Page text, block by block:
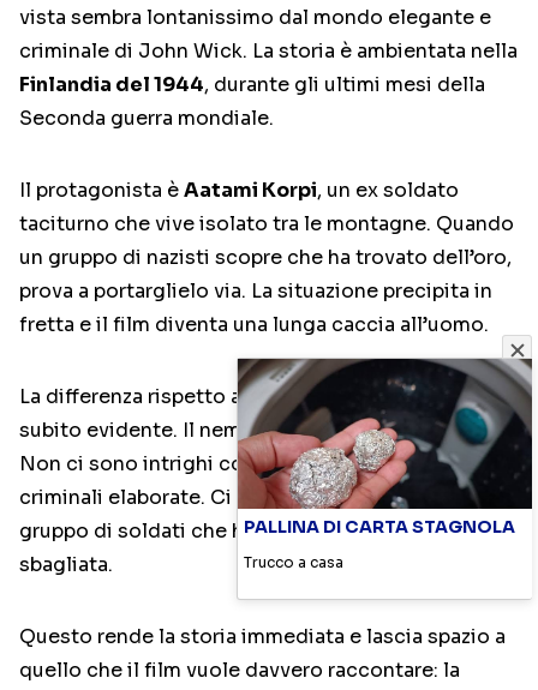
vista sembra lontanissimo dal mondo elegante e
criminale di John Wick. La storia è ambientata nella
Finlandia del 1944, durante gli ultimi mesi della
Seconda guerra mondiale.
Il protagonista èAatami Korpi, un ex soldato
taciturno che vive isolato tra le montagne. Quando
un gruppo di nazisti scopre che ha trovato dell’oro,
prova a portarglielo via. La situazione precipita in
fretta e il film diventa una lunga caccia all’uomo.
La differenza rispetto a molti action moderni è
subito evidente. Il nemico è chiaro fin dall’inizio.
Non ci sono intrighi complessi o organizzazioni
criminali elaborate. Ci sono un uomo solo e un
gruppo di soldati che hanno fatto la scelta
sbagliata.
Questo rende la storia immediata e lascia spazio a
quello che il film vuole davvero raccontare: la
PALLINA DI CARTA STAGNOLA
Trucco a casa